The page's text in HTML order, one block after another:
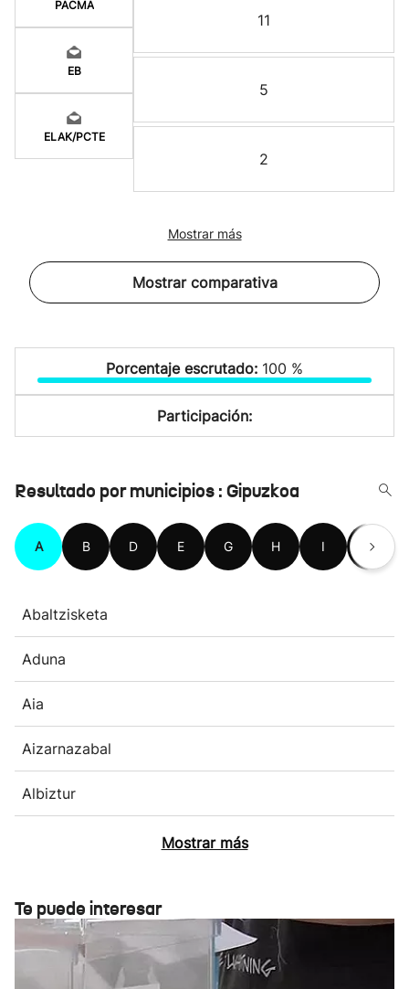
PACMA
EB
ELAK/PCTE
11
5
2
Mostrar más
Mostrar comparativa
Porcentaje escrutado: 100 %
Participación:
Resultado por municipios : Gipuzkoa
A B D E G H I L
Abaltzisketa
Aduna
Aia
Aizarnazabal
Albiztur
Mostrar más
Te puede interesar